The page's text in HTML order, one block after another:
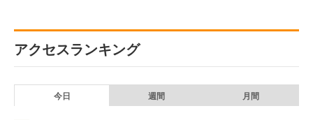
アクセスランキング
今日 週間 月間